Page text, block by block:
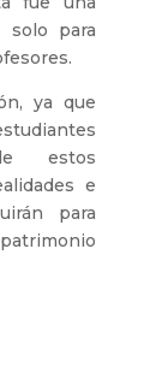
solo para
ya que
estos
e
para